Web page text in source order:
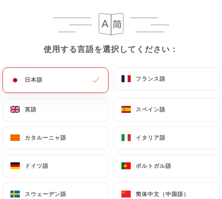
使用する言語を選択してください：
日本語 フランス語
英語 スペイン語
カタルーニャ語 イタリア語
ドイツ語 ポルトガル語
スウェーデン語 简体中文（中国語）
使用する言語を選択してください：
日本語 フランス語
英語 スペイン語
カタルーニャ語 イタリア語
ドイツ語 ポルトガル語
スウェーデン語 简体中文（中国語）